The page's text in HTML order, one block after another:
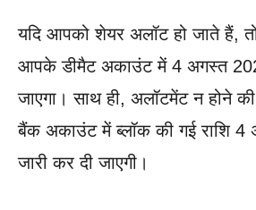
यदि आपको शेयर अलॉट हो जाते हैं,
आपके डीमैट अकाउंट में 4 अगस्त
जाएगा। साथ ही, अलॉटमेंट न होने
बैंक अकाउंट में ब्लॉक की गई राशि
जारी कर दी जाएगी।